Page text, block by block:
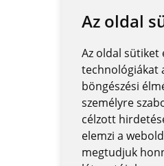
Az oldal
Az oldal sütiket
technológiákat
böngészési
személyre
célzott
elemzi a
megtudjuk
Hivatal
FNYF/419-
4/2023
Székhely:
1122
Budapest,
Városmajor
utca 12-14.